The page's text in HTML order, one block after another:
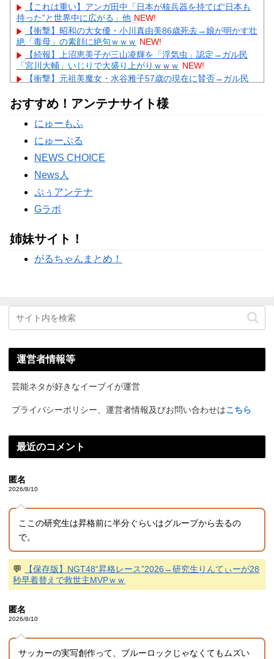
【これは重い】アンガ田中「日本が核兵器を持てば“日本も
持った”と世界中に広がる」他 NEW!
【衝撃】昭和の大女優・小川真由美86歳死去→娘が明かす壮
絶「毒母」の素顔に絶句ｗｗｗ NEW!
【続報】上沼恵美子が三山凌輝を「浮気虫」認定→ガル民
「宮川大輔」いじりで大盛り上がりｗｗｗ NEW!
【衝撃】元祖美魔女・水谷雅子57歳の現在に賛否→ガル民
【衝撃】WEST.重岡大毅が結婚→まさかの「誕生済み」報告
にガル民騒然ｗｗｗ
【あるある】主婦がスピリチュアルにハマる理由にガル民共
感の嵐→本音続々ｗｗｗ
Powered by livedoor 相互RSS
おすすめ！アンテナサイト様
にゅーもふ
にゅーぷる
NEWS CHOICE
News人
ぷぅアンテナ
Gラボ
姉妹サイト！
がるちゃんまとめ！
運営者情報等
芸能ネタが好きなイーブイが運営
プライバシーポリシー、運営者情報及びお問い合わせはこちら
最近のコメント
匿名
2026/8/10
ここの研究生は昇格前に半分ぐらいはグループから去るの
で。
💬
【保存版】NGT48“昇格レース”2026→研究生りんてぃーが28
秒早着替えで救世主MVPｗｗ
匿名
2026/8/10
サッカーの実写創作って、ブルーロックじゃなくてもムズい